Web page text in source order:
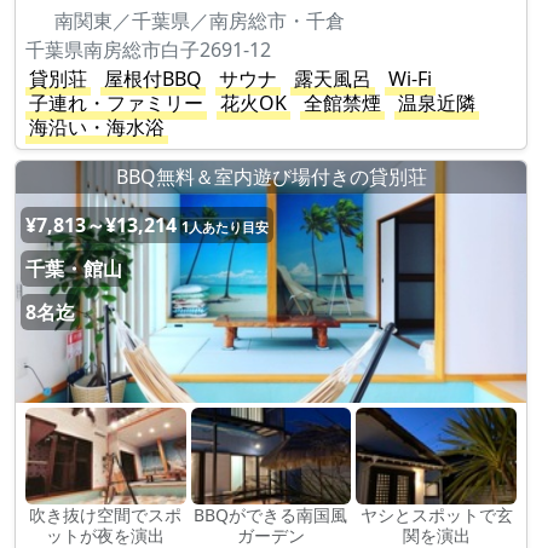
南関東／千葉県／南房総市・千倉
千葉県南房総市白子2691-12
貸別荘
屋根付BBQ サウナ 露天風呂
Wi-Fi
子連れ・ファミリー
花火OK 全館禁煙
温泉近隣
海沿い・海水浴
BBQ無料＆室内遊び場付きの貸別荘
¥7,813～¥13,214 1人あたり目安
千葉・館山
8名迄
吹き抜け空間でスポ
ットが夜を演出
BBQができる南国風
ガーデン
ヤシとスポットで玄
関を演出